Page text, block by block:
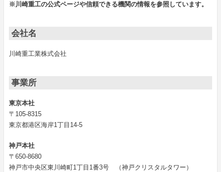
※川崎重工の公式ページや信頼できる機関の情報を参照しています。
会社名
川崎重工業株式会社
事業所
東京本社
〒105‐8315
東京都港区海岸1丁目14-5
神戸本社
〒650-8680
神戸市中央区東川崎町1丁目1番3号 （神戸クリスタルタワー）